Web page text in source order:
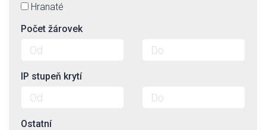
Hranaté
Počet žárovek
IP stupeň krytí
Ostatní